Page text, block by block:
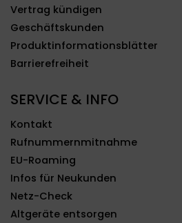
Vertrag kündigen
Geschäftskunden
Produktinformationsblätter
Barrierefreiheit
SERVICE & INFO
Kontakt
Rufnummernmitnahme
EU-Roaming
Infos für Neukunden
Netz-Check
Altgeräte entsorgen